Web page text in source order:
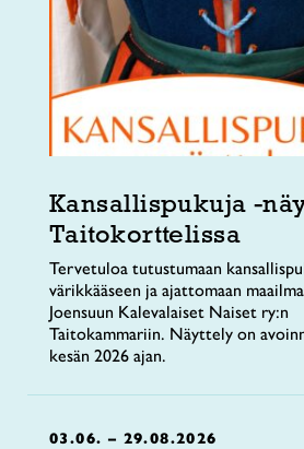
Kansallispukuja -
Taitokorttelissa
Tervetuloa tutustumaan
värikkääseen ja ajattomaan
Joensuun Kalevalaiset Naiset ry:n
Taitokammariin. Näyttely on
kesän 2026 ajan.
03.06. – 29.08.2026